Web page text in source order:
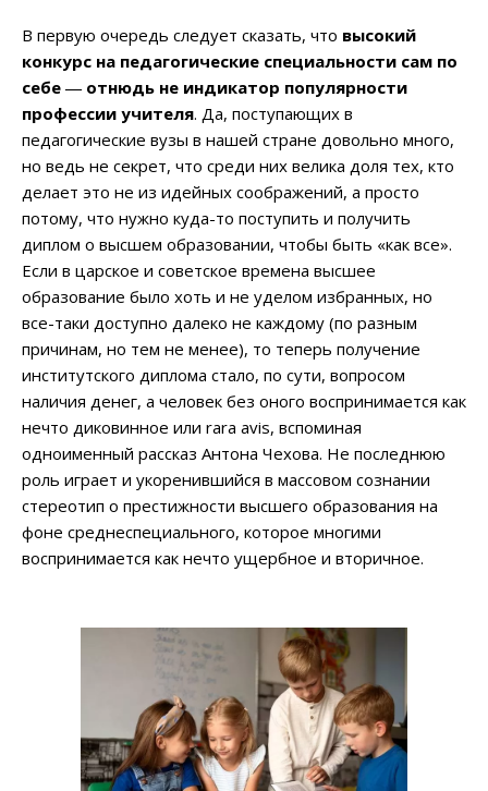
В первую очередь следует сказать, что высокий
конкурс на педагогические специальности сам по
себе ― отнюдь не индикатор популярности
профессии учителя. Да, поступающих в
педагогические вузы в нашей стране довольно много,
но ведь не секрет, что среди них велика доля тех, кто
делает это не из идейных соображений, а просто
потому, что нужно куда-то поступить и получить
диплом о высшем образовании, чтобы быть «как все».
Если в царское и советское времена высшее
образование было хоть и не уделом избранных, но
все-таки доступно далеко не каждому (по разным
причинам, но тем не менее), то теперь получение
институтского диплома стало, по сути, вопросом
наличия денег, а человек без оного воспринимается как
нечто диковинное или rara avis, вспоминая
одноименный рассказ Антона Чехова. Не последнюю
роль играет и укоренившийся в массовом сознании
стереотип о престижности высшего образования на
фоне среднеспециального, которое многими
воспринимается как нечто ущербное и вторичное.